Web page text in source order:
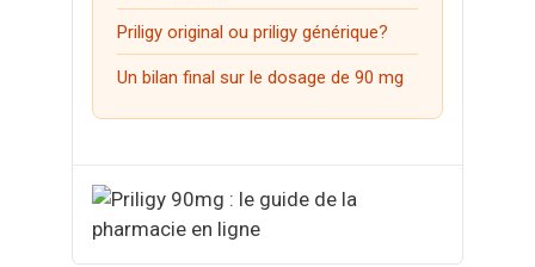
Vidalista
Tadalista
Viagra Soft
Cialis Super Active
Priligy original ou priligy générique?
Un bilan final sur le dosage de 90 mg